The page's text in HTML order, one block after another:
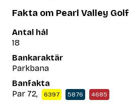
Fakta om Pearl Valley Golf
Antal hål
18
Bankaraktär
Parkbana
Banfakta
Par 72,
6397 5876 4685